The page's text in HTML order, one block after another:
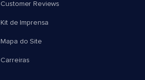
Customer Reviews
Kit de Imprensa
Mapa do Site
Carreiras